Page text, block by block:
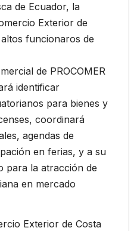
de Ecuador, la
Exterior de
funcionaros de
de PROCOMER
identificar
para bienes y
coordinará
agendas de
en ferias, y a su
para la atracción de
en mercado
Exterior de Costa